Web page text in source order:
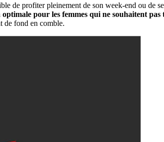
de profiter pleinement de son week-end ou de
optimale pour les femmes qui ne souhaitent
de fond en comble.